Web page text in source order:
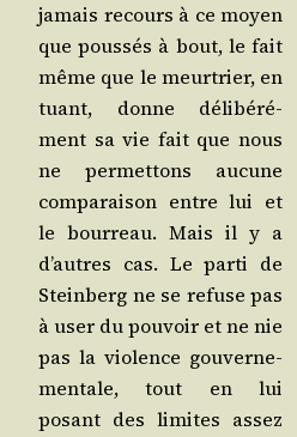
jamais recours à ce moyen
que pous­sés à bout, le fait
même que le meur­trier, en
tuant, donne déli­bé­ré­
ment sa vie fait que nous
ne per­met­tons aucune
com­pa­rai­son entre lui et
le bour­reau. Mais il y a
d’autres cas. Le par­ti de
Stein­berg ne se refuse pas
à user du pou­voir et ne nie
pas la vio­lence gou­ver­ne­
men­tale, tout en lui
posant des limites assez